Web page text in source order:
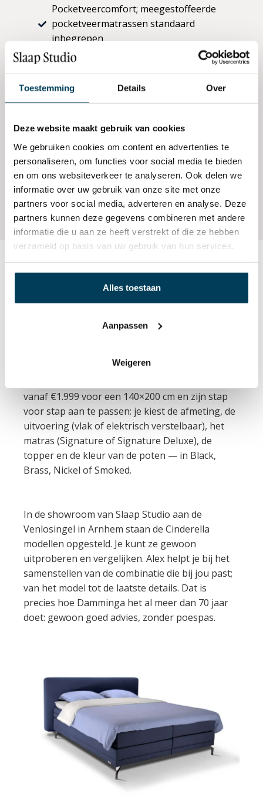
Toestemming Details Over
Deze website maakt gebruik van cookies
We gebruiken cookies om content en advertenties te
personaliseren, om functies voor social media te bieden
en om ons websiteverkeer te analyseren. Ook delen we
informatie over uw gebruik van onze site met onze
partners voor social media, adverteren en analyse. Deze
partners kunnen deze gegevens combineren met andere
informatie die u aan ze heeft verstrekt of die ze hebben
verzameld op basis van uw gebruik van hun services.
Alles toestaan
Aanpassen
Weigeren
Pocketveercomfort; meegestoffeerde
pocketveermatrassen standaard
inbegrepen
Drie topperkeuzes — Primum (standaard),
Optimum (+€250) of Summum (+€600)
Vast of elektrisch; alle modellen leverbaar
Maatwerk in lengte; leverbaar in 200, 210
en 220 cm (220 cm +20%)
Gemaakt voor dagelijks gebruik;
duurzame materialen en zorgvuldige
afwerking sinds 1952
Ontdek de Cinderella
Signature collectie in
onze showroom
hebben, is de vrijheid om je bed volledig naar
vanaf €1.999 voor een 140×200 cm en zijn stap
voor stap aan te passen: je kiest de afmeting, de
uitvoering (vlak of elektrisch verstelbaar), het
matras (Signature of Signature Deluxe), de
topper en de kleur van de poten — in Black,
Brass, Nickel of Smoked.
In de showroom van Slaap Studio aan de
Venlosingel in Arnhem staan de Cinderella
modellen opgesteld. Je kunt ze gewoon
uitproberen en vergelijken. Alex helpt je bij het
samenstellen van de combinatie die bij jou past;
van het model tot de laatste details. Dat is
precies hoe Damminga het al meer dan 70 jaar
doet: gewoon goed advies, zonder poespas.